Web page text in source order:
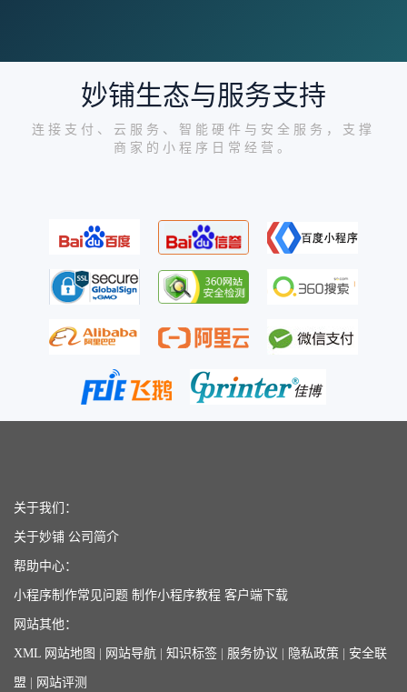
妙铺生态与服务支持
连接支付、云服务、智能硬件与安全服务，支撑
商家的小程序日常经营。
关于我们：
关于妙铺 公司简介
帮助中心：
小程序制作常见问题 制作小程序教程 客户端下载
网站其他：
XML 网站地图 网站导航 知识标签 服务协议 隐私政策 安全联
盟 网站评测